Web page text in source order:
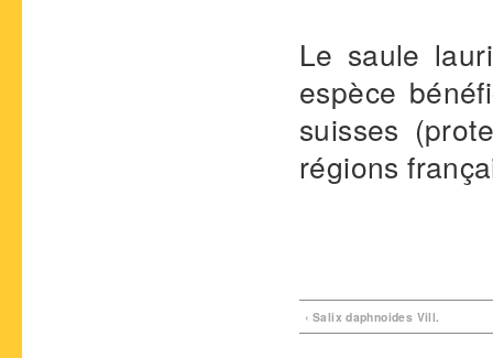
Le saule
espèce
suisses
régions
‹ Salix daphnoides Vill.